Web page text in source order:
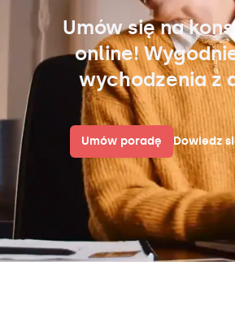
Umów się na
online!
wychodzenia z
Umów poradę Dowiedz